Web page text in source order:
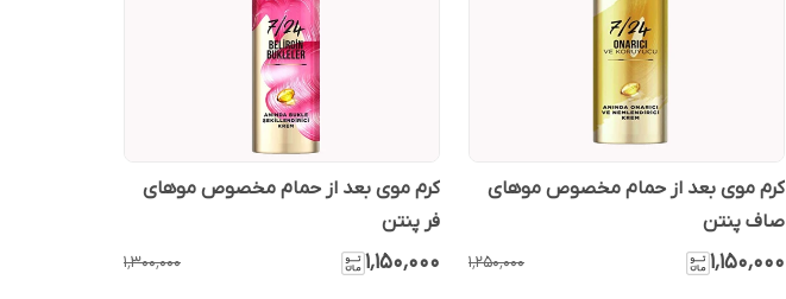
کرم موی بعد از حمام مخصوص موهای
صاف پنتن
۱٬۱۵۰٬۰۰۰ ۱٬۲۵۰٬۰۰۰
کرم موی بعد از حمام مخصوص موهای
فر پنتن
۱٬۱۵۰٬۰۰۰ ۱٬۳۰۰٬۰۰۰